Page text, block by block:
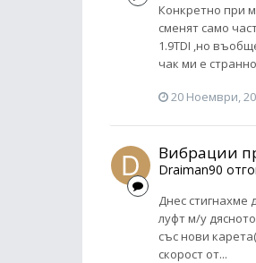
Конкретно при
сменят само
1.9TDI ,но
чак ми е
20 Ноември,
Вибрации
Draiman90
Днес стигнахме
луфт м/у
със нови
скорост от...